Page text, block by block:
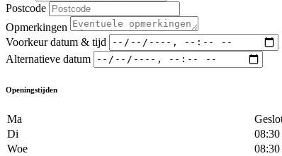
Postcode
Opmerkingen
Voorkeur datum & tijd
Alternatieve datum
Openingstijden
Ma
Di
Woe